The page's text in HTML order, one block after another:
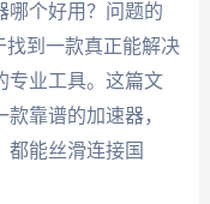
哪个好用？问题的
找到一款真正能解决
专业工具。这篇文
靠谱的加速器，
都能丝滑连接国